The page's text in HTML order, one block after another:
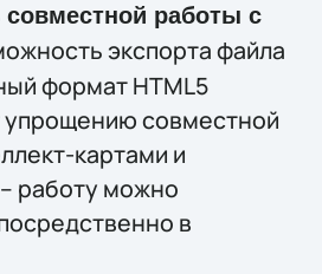
работы с
экспорта файла
формат HTML5
упрощению совместной
картами и
работу можно
в